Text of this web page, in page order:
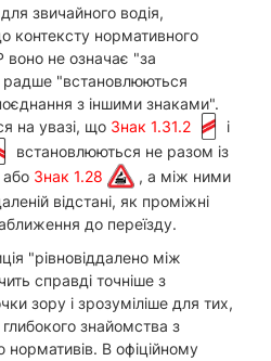
звичайного водія,
контексту нормативного
не означає "за
"встановлюються
з іншими знаками".
на увазі, що Знак 1.31.2
і
встановлюються не разом із
або Знак 1.28
, а між ними
відстані, як проміжні
до переїзду.
"рівновіддалено між
справді точніше з
зору і зрозуміліше для тих,
знайомства з
нормативів. В офіційному